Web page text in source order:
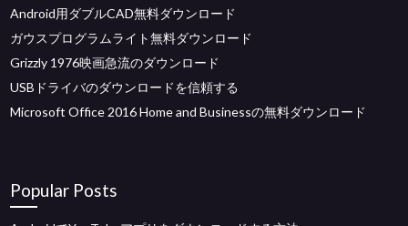
Android用ダブルCAD無料ダウンロード
ガウスプログラムライト無料ダウンロード
Grizzly 1976映画急流のダウンロード
USBドライバのダウンロードを信頼する
Microsoft Office 2016 Home and Businessの無料ダウンロード
Popular Posts